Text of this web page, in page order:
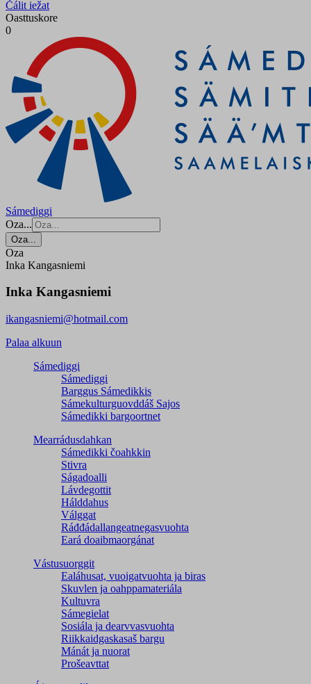
Čálit iežat
Oasttuskore
0
Sámediggi
Oza...
Oza...
Oza
Inka Kangasniemi
Inka Kangasniemi
ikangasniemi@hotmail.com
Palaa alkuun
Sámediggi
Sámediggi
Barggus Sámedikkis
Sámekulturguovddáš Sajos
Sámedikki bargoortnet
Mearrádusdahkan
Sámedikki čoahkkin
Stivra
Ságadoalli
Lávdegottit
Hálddahus
Válggat
Ráđđádallangeatnegas­vuohta
Eará doaibmaorgánat
Vástusuorggit
Ealáhusat, vuoigatvuohta ja biras
Skuvlen ja oahppamateriála
Kultuvra
Sámegielat
Sosiála ja dearvvasvuohta
Riikkaidgaskasaš bargu
Mánát ja nuorat
Prošeavttat